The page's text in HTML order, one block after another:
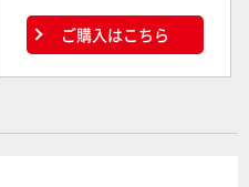
ご購入はこちら